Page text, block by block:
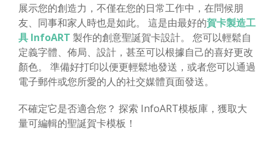
展示您的創造力，不僅在您的日常工作中，在問候朋
友、同事和家人時也是如此。 這是由最好的賀卡製造工
具 InfoART 製作的創意聖誕賀卡設計。 您可以輕鬆自
定義字體、佈局、設計，甚至可以根據自己的喜好更改
顏色。 準備好打印以便更輕鬆地發送，或者您可以通過
電子郵件或您所愛的人的社交媒體頁面發送。
不確定它是否適合您？ 探索 InfoART模板庫，獲取大
量可編輯的聖誕賀卡模板！